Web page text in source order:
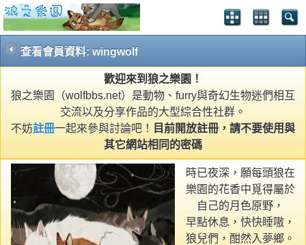
查看會員資料: wingwolf
歡迎來到狼之樂園！
狼之樂園（wolfbbs.net）是動物、furry與奇幻生物迷們相互
交流以及分享作品的大型綜合性社群。
不妨註冊一起來參與討論吧！
目前開放註冊，請不要使用與
其它網站相同的密碼
時已夜深，願每頭狼在
樂園的花香中覓得屬於
自己的月色原野，
早點休息，快快睡嗷，
狼兒們，酣然入夢鄉。